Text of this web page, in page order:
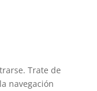
Trate de
navegación